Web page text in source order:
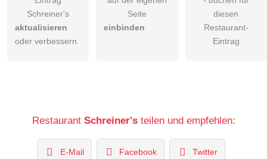
Schreiner's
aktualisieren
oder verbessern
Seite
einbinden
diesen
Restaurant-
Eintrag
Restaurant Schreiner'steilen und empfehlen:
E-Mail Facebook Twitter